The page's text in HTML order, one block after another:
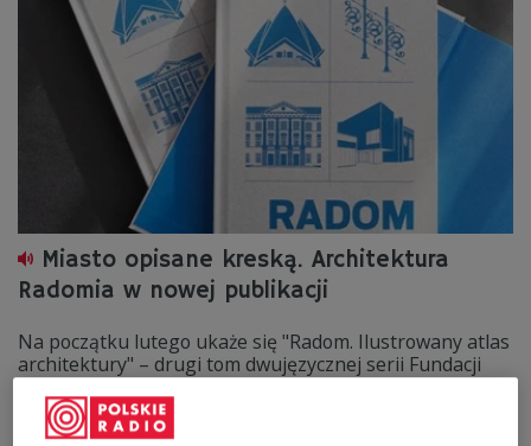
Miasto opisane kreską. Architektura
Radomia w nowej publikacji
Na początku lutego ukaże się "Radom. Ilustrowany atlas
architektury" – drugi tom dwujęzycznej serii Fundacji
Centrum Architektury, prezentujący miasto poprzez
syntetyczne rysunki najważniejszych obiektów. O idei
serii i wizerunku polskich miast ze współautorkami